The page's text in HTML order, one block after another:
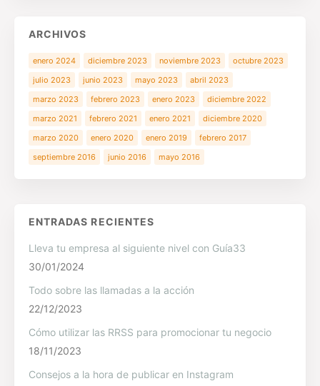
ARCHIVOS
enero 2024 diciembre 2023 noviembre 2023
octubre 2023
julio 2023
junio 2023 mayo 2023
abril 2023
marzo 2023
febrero 2023 enero 2023
diciembre 2022
marzo 2021
febrero 2021 enero 2021
diciembre 2020
marzo 2020
enero 2020 enero 2019
febrero 2017
septiembre 2016
junio 2016 mayo 2016
ENTRADAS RECIENTES
Lleva tu empresa al siguiente nivel con Guía33
30/01/2024
Todo sobre las llamadas a la acción
22/12/2023
Cómo utilizar las RRSS para promocionar tu negocio
18/11/2023
Consejos a la hora de publicar en Instagram